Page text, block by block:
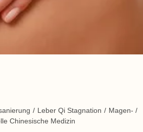
/ Leber Qi Stagnation / Magen- /
Chinesische Medizin